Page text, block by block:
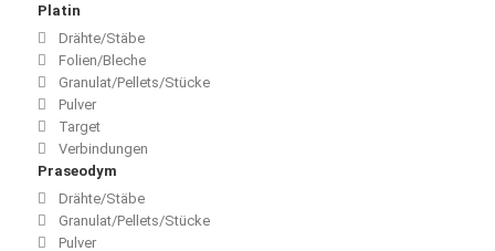
Platin
Drähte/Stäbe
Folien/Bleche
Granulat/Pellets/Stücke
Pulver
Target
Verbindungen
Praseodym
Drähte/Stäbe
Granulat/Pellets/Stücke
Pulver